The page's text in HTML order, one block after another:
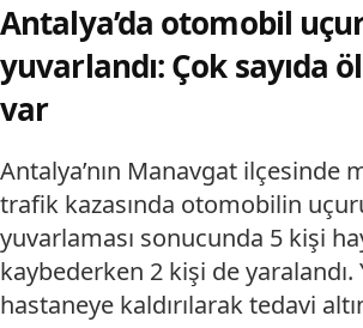
Antalya’da otomobil
yuvarlandı: Çok sayıda
var
Antalya’nın Manavgat ilçesinde
trafik kazasında otomobilin
yuvarlaması sonucunda 5 kişi
kaybederken 2 kişi de yaralandı.
hastaneye kaldırılarak tedavi